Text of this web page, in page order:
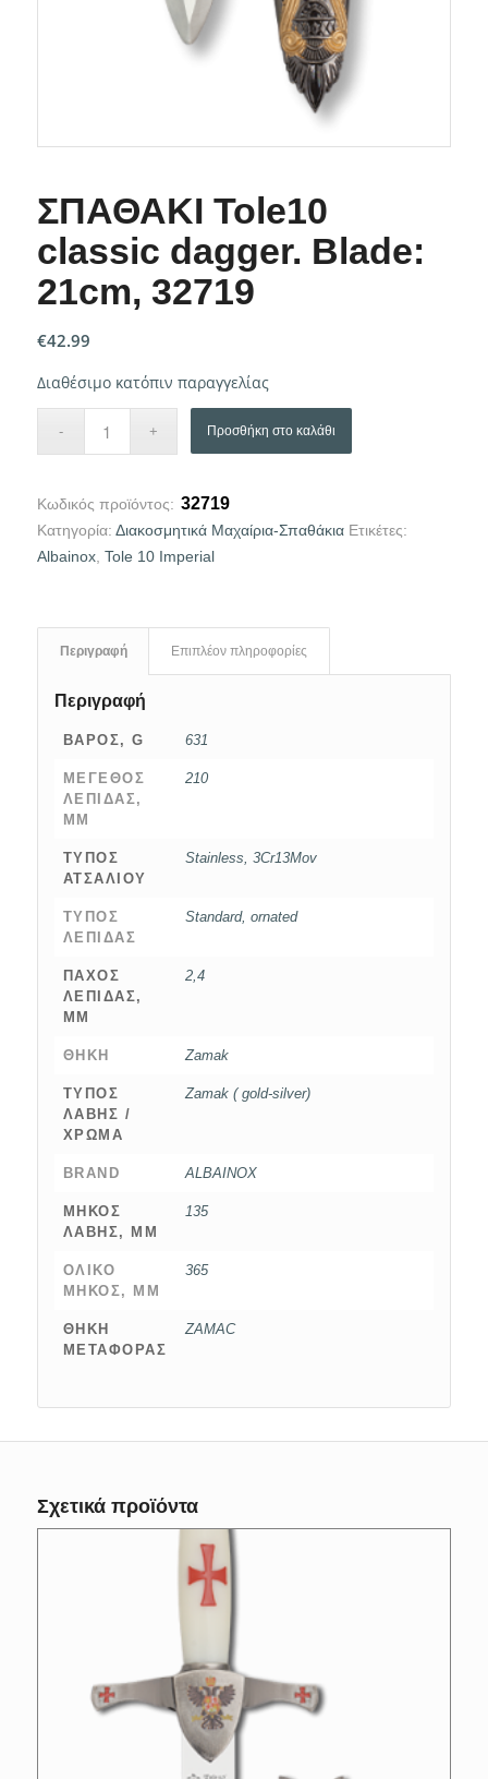
ΣΠΑΘΑΚΙ Tole10
classic dagger. Blade:
21cm, 32719
€42.99
Διαθέσιμο κατόπιν παραγγελίας
Προσθήκη στο καλάθι
Κωδικός προϊόντος: 32719
Κατηγορία: Διακοσμητικά Μαχαίρια-Σπαθάκια Ετικέτες:
Albainox, Tole 10 Imperial
Περιγραφή Επιπλέον πληροφορίες
Περιγραφή
ΒΆΡΟΣ, G 631
ΜΈΓΕΘΟΣ
ΛΕΠΊΔΑΣ,
MM
210
ΤΎΠΟΣ
ΑΤΣΑΛΙΟΎ
Stainless, 3Cr13Mov
ΤΎΠΟΣ
ΛΕΠΊΔΑΣ
Standard, ornated
ΠΆΧΟΣ
ΛΕΠΊΔΑΣ,
MM
2,4
ΘΉΚΗ Zamak
ΤΎΠΟΣ
ΛΑΒΉΣ /
ΧΡΏΜΑ
Zamak ( gold-silver)
BRAND ALBAINOX
ΜΉΚΟΣ
ΛΑΒΉΣ, MM
135
ΟΛΙΚΌ
ΜΉΚΟΣ, MM
365
ΘΉΚΗ
ΜΕΤΑΦΟΡΆΣ
ZAMAC
Σχετικά προϊόντα